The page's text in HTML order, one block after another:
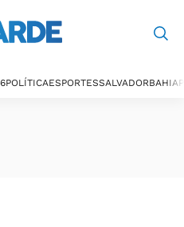
POLÍTICAESPORTESSALVADORBAHIA